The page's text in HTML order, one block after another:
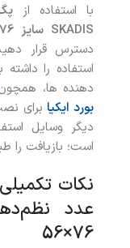
با استفاده از
SKADIS سایز 76*56
دسترس قرار
استفاده را
دهنده ها،
بورد ایکیا برای
دیگر وسایل
است؛ بازیافت را
76×56